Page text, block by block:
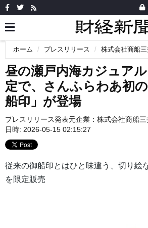
ホーム プレスリリース 株式会社商船
昼の瀬戸内海カジュア
定で、さんふらわあ初
船印」が登場
プレスリリース発表元企業： 株式会社商船
日時: 2026-05-15 02:15:27
従来の御船印とはひと味違う、切り絵
を限定販売